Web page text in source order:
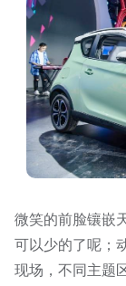
微笑的前脸镶嵌
可以少的了呢；
现场，不同主题